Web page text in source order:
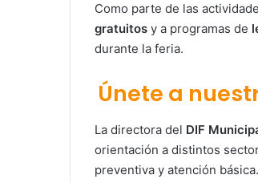
Como parte de las
gratuitos y a programas de
durante la feria.
Únete a
La directora del DIF
orientación a distintos
preventiva y atención básica.